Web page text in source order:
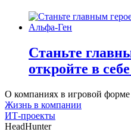
Станьте
откройте в
О компаниях в игровой форме
Жизнь в компании
ИТ-проекты
HeadHunter